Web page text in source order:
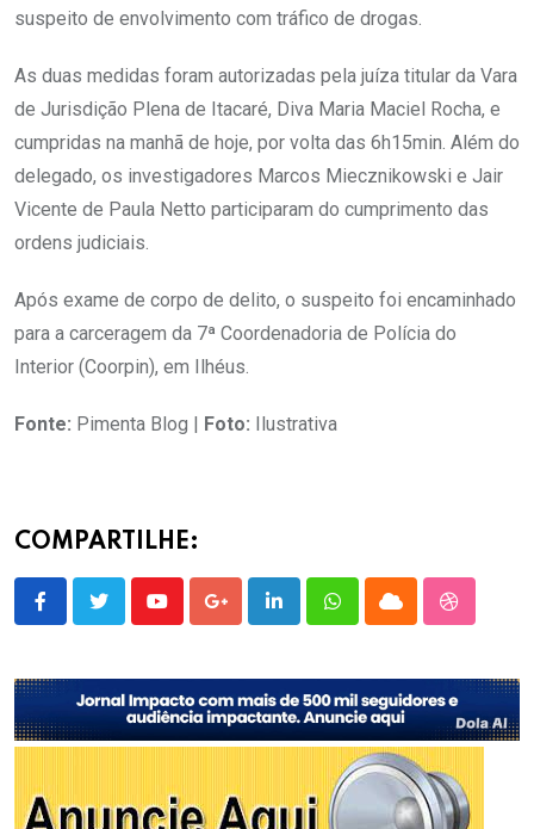
suspeito de envolvimento com tráfico de drogas.
As duas medidas foram autorizadas pela juíza titular da Vara
de Jurisdição Plena de Itacaré, Diva Maria Maciel Rocha, e
cumpridas na manhã de hoje, por volta das 6h15min. Além do
delegado, os investigadores Marcos Miecznikowski e Jair
Vicente de Paula Netto participaram do cumprimento das
ordens judiciais.
Após exame de corpo de delito, o suspeito foi encaminhado
para a carceragem da 7ª Coordenadoria de Polícia do
Interior (Coorpin), em Ilhéus.
Fonte: Pimenta Blog | Foto: Ilustrativa
COMPARTILHE:
YoutubeGoogle+LinkedInWhatsappCloud